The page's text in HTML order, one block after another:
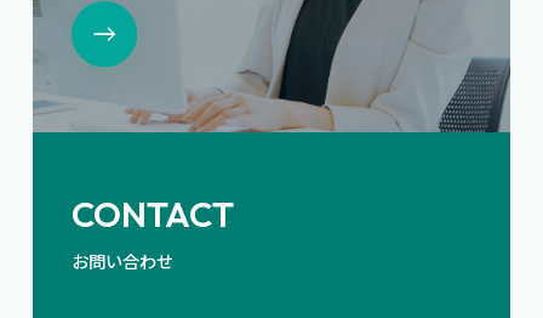
CONTACT
お問い合わせ